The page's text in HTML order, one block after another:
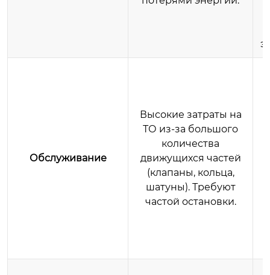
Обслуживание
Высокие затраты на
ТО из-за большого
количества
движущихся частей
(клапаны, кольца,
шатуны). Требуют
частой остановки.